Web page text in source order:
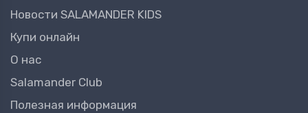
Новости SALAMANDER KIDS
Купи онлайн
О нас
Salamander Club
Полезная информация